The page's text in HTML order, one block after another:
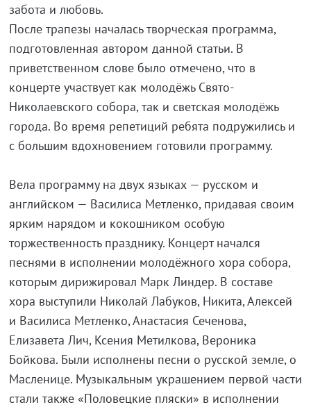
забота и любовь.
После трапезы началась творческая программа,
подготовленная автором данной статьи. В
приветственном слове было отмечено, что в
концерте участвует как молодёжь Свято-
Николаевского собора, так и светская молодёжь
города. Во время репетиций ребята подружились и
с большим вдохновением готовили программу.
Вела программу на двух языках — русском и
английском — Василиса Метленко, придавая своим
ярким нарядом и кокошником особую
торжественность празднику. Концерт начался
песнями в исполнении молодёжного хора собора,
которым дирижировал Марк Линдер. В составе
хора выступили Николай Лабуков, Никита, Алексей
и Василиса Метленко, Анастасия Сеченова,
Елизавета Лич, Ксения Метилкова, Вероника
Бойкова. Были исполнены песни о русской земле, о
Масленице. Музыкальным украшением первой части
стали также «Половецкие пляски» в исполнении